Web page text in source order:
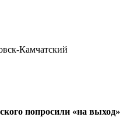
Камчатский
попросили «на выход»